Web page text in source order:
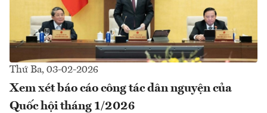
Thứ Ba, 03-02-2026
Xem xét báo cáo công tác dân nguyện của
Quốc hội tháng 1/2026